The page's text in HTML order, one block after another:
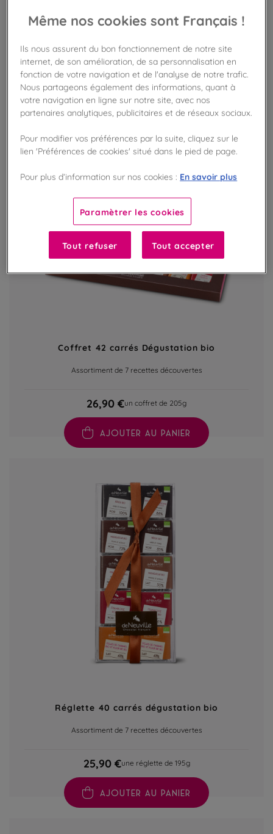
25,50 €
AJOUTER AU PANIER
Coffret 42 carrés Dégustation bio
Assortiment de 7 recettes découvertes
26,90 €un coffret de 205g
AJOUTER AU PANIER
Réglette 40 carrés dégustation bio
Assortiment de 7 recettes découvertes
25,90 €une réglette de 195g
AJOUTER AU PANIER
Même nos cookies sont Français !
Ils nous assurent du bon fonctionnement de notre site
internet, de son amélioration, de sa personnalisation en
fonction de votre navigation et de l'analyse de notre trafic.
Nous partageons également des informations, quant à
votre navigation en ligne sur notre site, avec nos
partenaires analytiques, publicitaires et de réseaux sociaux.
Pour modifier vos préférences par la suite, cliquez sur le
lien 'Préférences de cookies' situé dans le pied de page.
Pour plus d’information sur nos cookies : En savoir plus
Paramètrer les cookies
Tout refuser Tout accepter